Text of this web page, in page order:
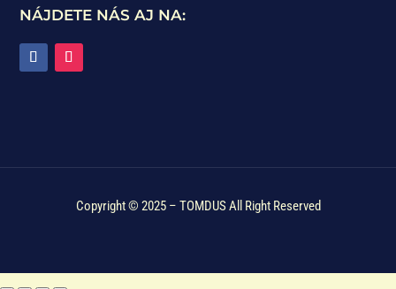
NÁJDETE NÁS AJ NA:
Copyright © 2025 – TOMDUS All Right Reserved